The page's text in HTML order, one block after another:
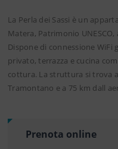
La Perla dei Sassi è un
Matera, Patrimonio
Dispone di connessione WiFi
privato, terrazza e cucina
cottura. La struttura si trova
Tramontano e a 75 km dall
Prenota online